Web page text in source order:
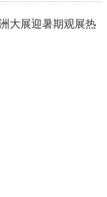
大展迎暑期观展热